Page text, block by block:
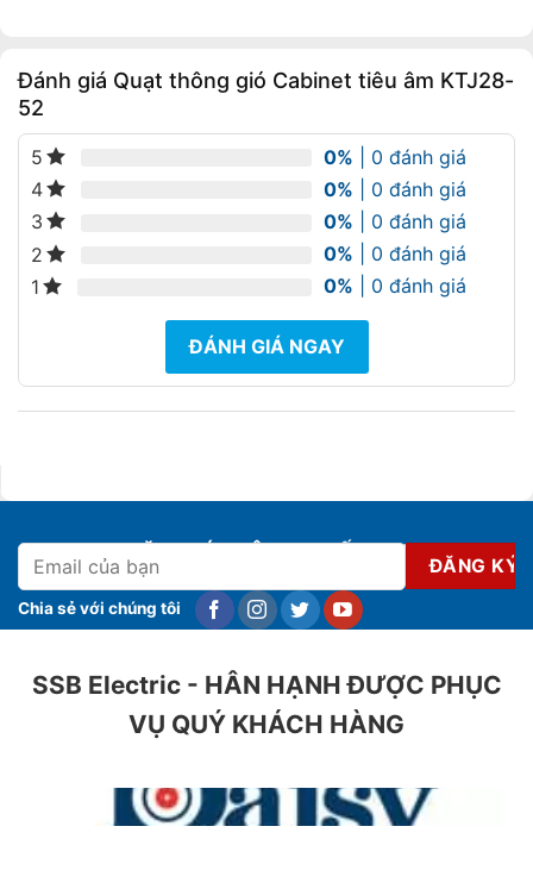
Đánh giá Quạt thông gió Cabinet tiêu âm KTJ28-
52
5 0% | 0 đánh giá
4
0% | 0 đánh giá
3
0% | 0 đánh giá
2
0% | 0 đánh giá
1
0% | 0 đánh giá
ĐÁNH GIÁ NGAY
ĐĂNG KÝ NHẬN KHUYẾN MẠI
Chia sẻ với chúng tôi
SSB Electric - HÂN HẠNH ĐƯỢC PHỤC
VỤ QUÝ KHÁCH HÀNG